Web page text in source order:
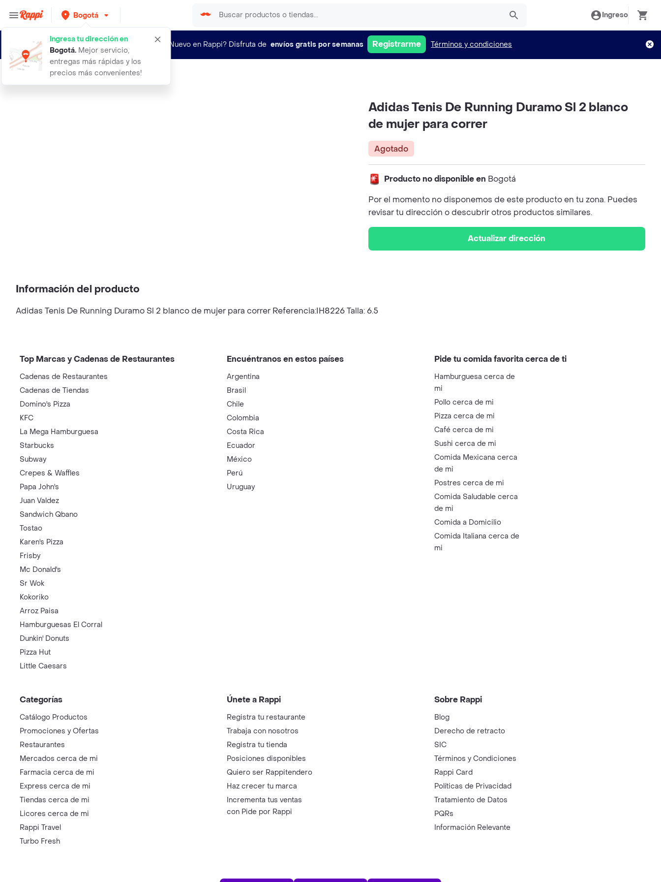
Bogotá
Ingresa tu dirección en
Bogotá. Mejor servicio,
entregas más rápidas y los
precios más convenientes!
Ingreso
¿Nuevo en Rappi? Disfruta de envíos gratis por semanas Registrarme Términos y condiciones
adidas tenis de running duramo sl 2
Adidas Tenis De Running Duramo Sl 2 blanco
de mujer para correr
Agotado
Producto no disponible en Bogotá
Por el momento no disponemos de este producto en tu zona. Puedes
revisar tu dirección o descubrir otros productos similares.
Actualizar dirección
Información del producto
Adidas Tenis De Running Duramo Sl 2 blanco de mujer para correr Referencia:IH8226 Talla: 6.5
Top Marcas y Cadenas de Restaurantes
Cadenas de Restaurantes
Cadenas de Tiendas
Domino's Pizza
KFC
La Mega Hamburguesa
Starbucks
Subway
Crepes & Waffles
Papa John's
Juan Valdez
Sandwich Qbano
Tostao
Karen's Pizza
Frisby
Mc Donald's
Sr Wok
Kokoriko
Arroz Paisa
Hamburguesas El Corral
Dunkin' Donuts
Pizza Hut
Little Caesars
Encuéntranos en estos países
Argentina
Brasil
Chile
Colombia
Costa Rica
Ecuador
México
Perú
Uruguay
Pide tu comida favorita cerca de ti
Hamburguesa cerca de
mi
Pollo cerca de mi
Pizza cerca de mi
Café cerca de mi
Sushi cerca de mi
Comida Mexicana cerca
de mi
Postres cerca de mi
Comida Saludable cerca
de mi
Comida a Domicilio
Comida Italiana cerca de
mi
Categorías
Catálogo Productos
Promociones y Ofertas
Restaurantes
Mercados cerca de mi
Farmacia cerca de mi
Express cerca de mi
Tiendas cerca de mi
Licores cerca de mi
Rappi Travel
Turbo Fresh
Únete a Rappi
Registra tu restaurante
Trabaja con nosotros
Registra tu tienda
Posiciones disponibles
Quiero ser Rappitendero
Haz crecer tu marca
Incrementa tus ventas
con Pide por Rappi
Sobre Rappi
Blog
Derecho de retracto
SIC
Términos y Condiciones
Rappi Card
Políticas de Privacidad
Tratamiento de Datos
PQRs
Información Relevante